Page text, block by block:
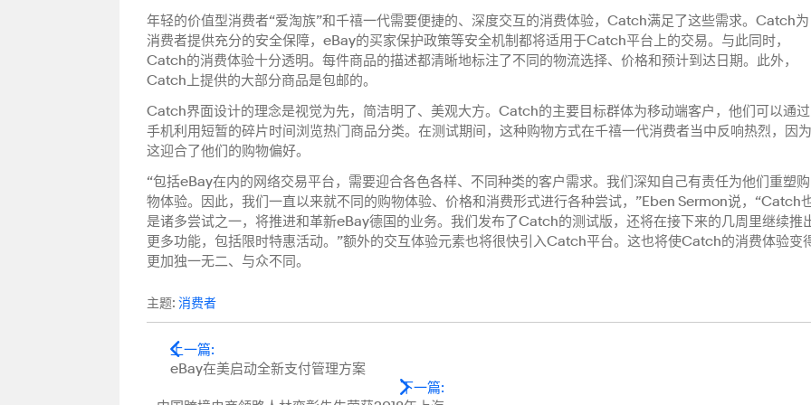
年轻的价值型消费者“爱淘族”和千禧一代需要便捷的、深度交互的消费体验，Catch满足了这些需求。Catch为
消费者提供充分的安全保障，eBay的买家保护政策等安全机制都将适用于Catch平台上的交易。与此同时，
Catch的消费体验十分透明。每件商品的描述都清晰地标注了不同的物流选择、价格和预计到达日期。此外，
Catch上提供的大部分商品是包邮的。
Catch界面设计的理念是视觉为先，简洁明了、美观大方。Catch的主要目标群体为移动端客户，他们可以通过
手机利用短暂的碎片时间浏览热门商品分类。在测试期间，这种购物方式在千禧一代消费者当中反响热烈，因为
这迎合了他们的购物偏好。
“包括eBay在内的网络交易平台，需要迎合各色各样、不同种类的客户需求。我们深知自己有责任为他们重塑购
物体验。因此，我们一直以来就不同的购物体验、价格和消费形式进行各种尝试，”Eben Sermon说，“Catch
是诸多尝试之一，将推进和革新eBay德国的业务。我们发布了Catch的测试版，还将在接下来的几周里继续推
更多功能，包括限时特惠活动。”额外的交互体验元素也将很快引入Catch平台。这也将使Catch的消费体验变
更加独一无二、与众不同。
主题: 消费者
上一篇:
eBay在美启动全新支付管理方案
下一篇: